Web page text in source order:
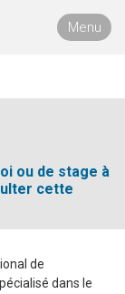
Menu
ou de stage à
cette
de
dans le